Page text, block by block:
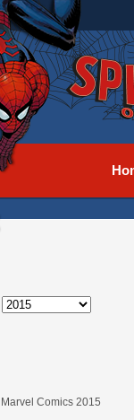
Marvel Comics 2015